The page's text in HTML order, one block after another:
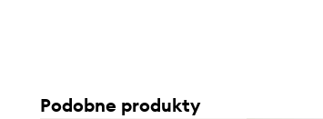
Podobne produkty